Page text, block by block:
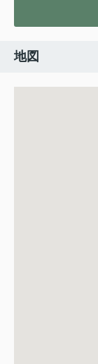
地図